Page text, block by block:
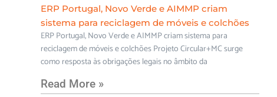
ERP Portugal, Novo Verde e AIMMP criam
sistema para reciclagem de móveis e colchões
ERP Portugal, Novo Verde e AIMMP criam sistema para
reciclagem de móveis e colchões Projeto Circular+MC surge
como resposta às obrigações legais no âmbito da
Read More »